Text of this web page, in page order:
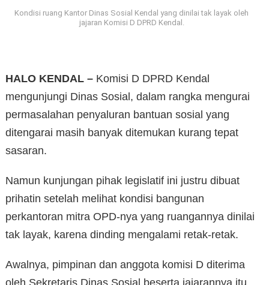
Kondisi ruang Kantor Dinas Sosial Kendal yang dinilai tak layak oleh
jajaran Komisi D DPRD Kendal.
HALO KENDAL – Komisi D DPRD Kendal
mengunjungi Dinas Sosial, dalam rangka mengurai
permasalahan penyaluran bantuan sosial yang
ditengarai masih banyak ditemukan kurang tepat
sasaran.
Namun kunjungan pihak legislatif ini justru dibuat
prihatin setelah melihat kondisi bangunan
perkantoran mitra OPD-nya yang ruangannya dinilai
tak layak, karena dinding mengalami retak-retak.
Awalnya, pimpinan dan anggota komisi D diterima
oleh Sekretaris Dinas Sosial beserta jajarannya itu